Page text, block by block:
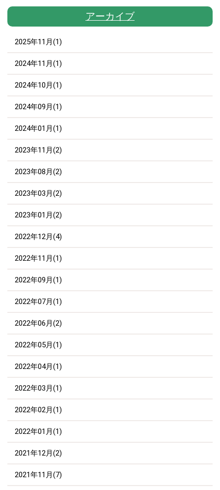
アーカイブ
2025年11月(1)
2024年11月(1)
2024年10月(1)
2024年09月(1)
2024年01月(1)
2023年11月(2)
2023年08月(2)
2023年03月(2)
2023年01月(2)
2022年12月(4)
2022年11月(1)
2022年09月(1)
2022年07月(1)
2022年06月(2)
2022年05月(1)
2022年04月(1)
2022年03月(1)
2022年02月(1)
2022年01月(1)
2021年12月(2)
2021年11月(7)